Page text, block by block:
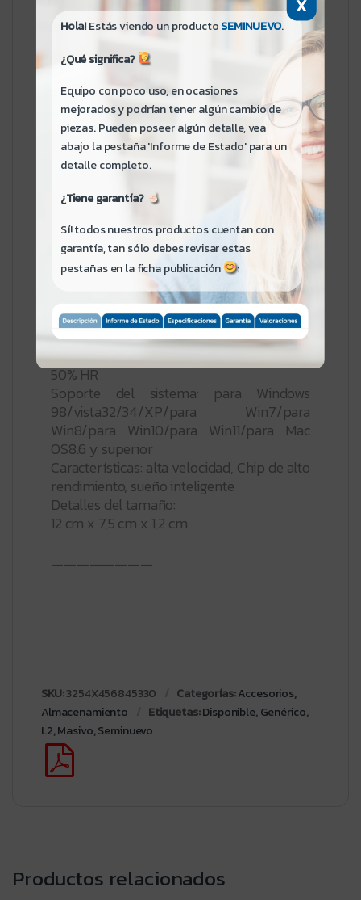
Nombre del artículo: carcasa de disco
Material: ABS
Capacidad compatible: disco duro para
computadora portátil y SSD compatible
con interfaz SATA de 5 TB
Interfaz externa: USB3.0, retrocompatible
con USB2.0/2.1
Velocidad de transmisión: 5 Gbps
Fuente de alimentación: el Cable USB
toma directamente energía, No se
requiere fuente de alimentación externa
Velocidad medida: 450 MBS (relacionado
manualmente a Hardware)
Humedad de funcionamiento: 10% RH ~
Temperatura de almacenamiento: -20
grados Celsius ~ 50 grados Celsius
Humedad de almacenamiento: 5% HR ~
50% HR
Soporte del sistema: para Windows
98/vista32/34/XP/para Win7/para
Win8/para Win10/para Win11/para Mac
OS8.6 y superior
Características: alta velocidad, Chip de alto
rendimiento, sueño inteligente
Detalles del tamaño:
12 cm x 7,5 cm x 1,2 cm
————————
SKU:3254X456845330 Categorías:Accesorios,
Almacenamiento
Etiquetas:Disponible,Genérico,
L2,Masivo,Seminuevo
Productos relacionados
X
Hola!Estás viendo un productoSEMINUEVO.
¿Qué significa?
Equipo con poco uso, en ocasiones
mejorados y podrían tener algún cambio de
piezas. Pueden poseer algún detalle, vea
abajo la pestaña 'Informe de Estado' para un
detalle completo.
¿Tiene garantía?
Sí! todos nuestros productos cuentan con
garantía, tan sólo debes revisar estas
pestañas en la ficha publicación
: